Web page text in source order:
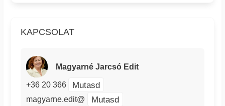
KAPCSOLAT
Magyarné Jarcsó Edit
+36 20 366 Mutasd
magyarne.edit@ Mutasd